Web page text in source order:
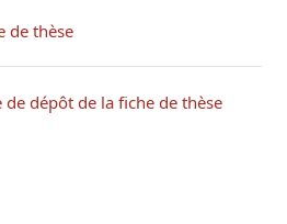
de thèse
dépôt de la fiche de thèse